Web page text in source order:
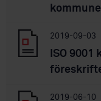
2019-09-03
ISO
2019-06-10